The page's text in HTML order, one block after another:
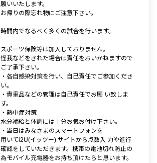
願いいたします。
お帰りの際忘れ物にご注意下さい。
時間内でなるべく多くの試合を行います。
スポーツ保険等は加入しておりません。
怪我などをされた場合は責任をおいかねますので
ご了承下さい。
・各自感染対策を行い、自己責任でご参加くださ
い。
・貴重品などの管理は自己責任でお願 い致しま
す。
・熱中症対策
水分補給と体調には十分お気お付け下さい。
・当日はみなさまのスマートフォンを
用いてi2U(イッツー) サイトから点数入 力や進行
確認をしていただきます。携帯の電池切れ防止の
為モバイル充電器をお持ち頂けたらと思います。